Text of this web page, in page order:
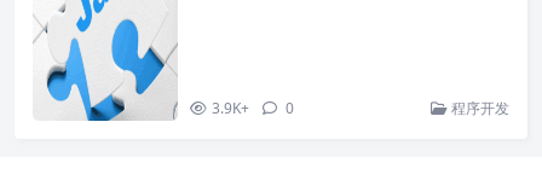
3.9K+ 0 程序开发